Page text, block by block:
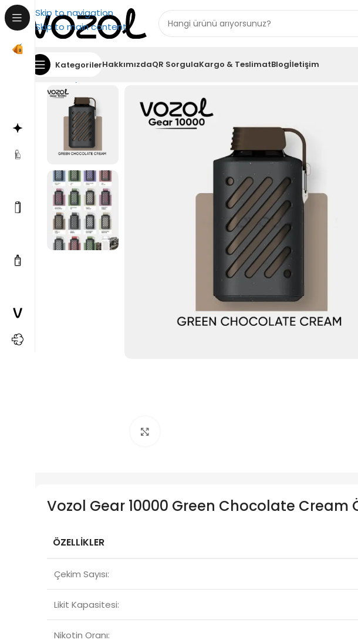
Skip to navigation
Skip to main content
KategorilerHakkımızdaQR SorgulaKargo & TeslimatBlogİletişim
Ana Sayfa
Vozol Gear 10000 Green Chocolate Cream
ÖZELLİKLER
Çekim Sayısı:
Likit Kapasitesi:
Nikotin Oranı: